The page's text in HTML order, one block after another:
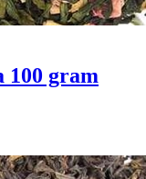
100 gram